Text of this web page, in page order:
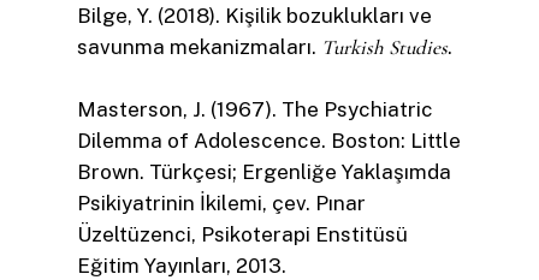
Bilge, Y. (2018). Kişilik bozuklukları ve
savunma mekanizmaları. Turkish Studies.
Masterson, J. (1967). The Psychiatric
Dilemma of Adolescence. Boston: Little
Brown. Türkçesi; Ergenliğe Yaklaşımda
Psikiyatrinin İkilemi, çev. Pınar
Üzeltüzenci, Psikoterapi Enstitüsü
Eğitim Yayınları, 2013.